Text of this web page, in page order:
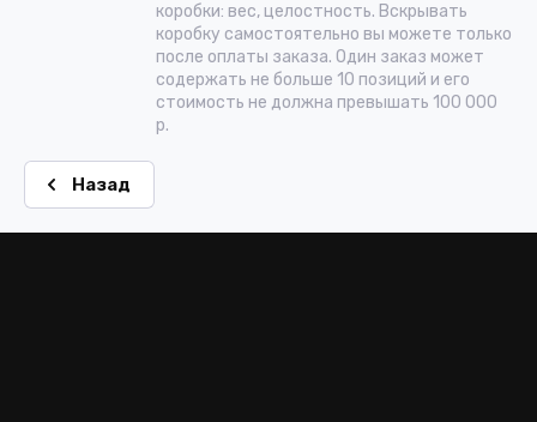
коробки: вес, целостность. Вскрывать
коробку самостоятельно вы можете только
после оплаты заказа. Один заказ может
содержать не больше 10 позиций и его
стоимость не должна превышать 100 000
р.
Назад